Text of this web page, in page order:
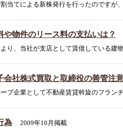
当てによる新株発行を行ったのですが
物件のリース料の支払いは？
り、当社が支店として賃借している建
会社株式買取と取締役の善管注
プ企業として不動産賃貸斡旋のフラン
為 2009年10月掲載